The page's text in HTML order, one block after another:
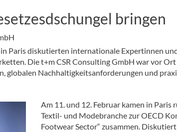
bringen
Paris diskutierten internationale Expertinnen
Die t+m CSR Consulting GmbH war vor
globalen Nachhaltigkeitsanforderungen und
Am 11. und 12. Februar kamen in
Textil- und Modebranche zur OECD
Footwear Sector“ zusammen.